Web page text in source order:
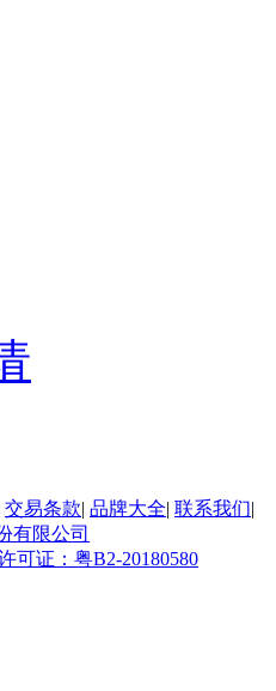
交易条款| 品牌大全| 联系我们|
有限公司
可证：粤B2-20180580